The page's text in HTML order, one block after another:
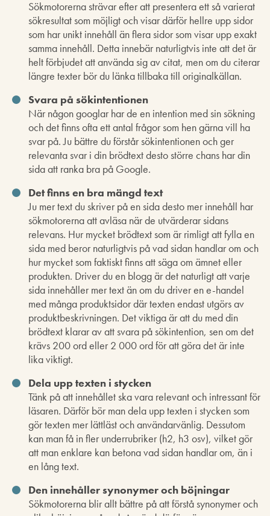
Sökmotorerna strävar efter att presentera ett så varierat
sökresultat som möjligt och visar därför hellre upp sidor
som har unikt innehåll än flera sidor som visar upp exakt
samma innehåll. Detta innebär naturligtvis inte att det är
helt förbjudet att använda sig av citat, men om du citerar
längre texter bör du länka tillbaka till originalkällan.
Svara på sökintentionen
När någon googlar har de en intention med sin sökning
och det finns ofta ett antal frågor som hen gärna vill ha
svar på. Ju bättre du förstår sökintentionen och ger
relevanta svar i din brödtext desto större chans har din
sida att ranka bra på Google.
Det finns en bra mängd text
Ju mer text du skriver på en sida desto mer innehåll har
sökmotorerna att avläsa när de utvärderar sidans
relevans. Hur mycket brödtext som är rimligt att fylla en
sida med beror naturligtvis på vad sidan handlar om och
hur mycket som faktiskt finns att säga om ämnet eller
produkten. Driver du en blogg är det naturligt att varje
sida innehåller mer text än om du driver en e-handel
med många produktsidor där texten endast utgörs av
produktbeskrivningen. Det viktiga är att du med din
brödtext klarar av att svara på sökintention, sen om det
krävs 200 ord eller 2 000 ord för att göra det är inte
lika viktigt.
Dela upp texten i stycken
Tänk på att innehållet ska vara relevant och intressant för
läsaren. Därför bör man dela upp texten i stycken som
gör texten mer lättläst och användarvänlig. Dessutom
kan man få in fler underrubriker (h2, h3 osv), vilket gör
att man enklare kan betona vad sidan handlar om, än i
en lång text.
Den innehåller synonymer och böjningar
Sökmotorerna blir allt bättre på att förstå synonymer och